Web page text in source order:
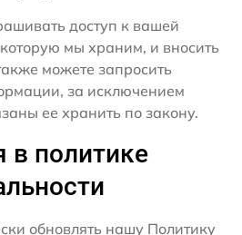
доступ к вашей
мы храним, и вносить
можете запросить
за исключением
ее хранить по закону.
в политике
обновлять нашу Политику